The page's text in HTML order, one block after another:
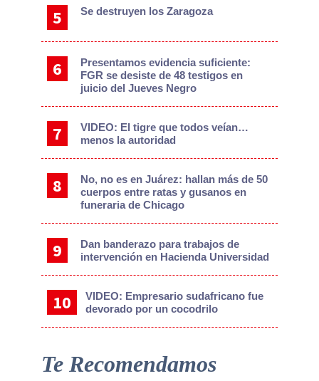
Se destruyen los Zaragoza
Presentamos evidencia suficiente:
FGR se desiste de 48 testigos en
juicio del Jueves Negro
VIDEO: El tigre que todos veían…
menos la autoridad
No, no es en Juárez: hallan más de 50
cuerpos entre ratas y gusanos en
funeraria de Chicago
Dan banderazo para trabajos de
intervención en Hacienda Universidad
VIDEO: Empresario sudafricano fue
devorado por un cocodrilo
Te Recomendamos